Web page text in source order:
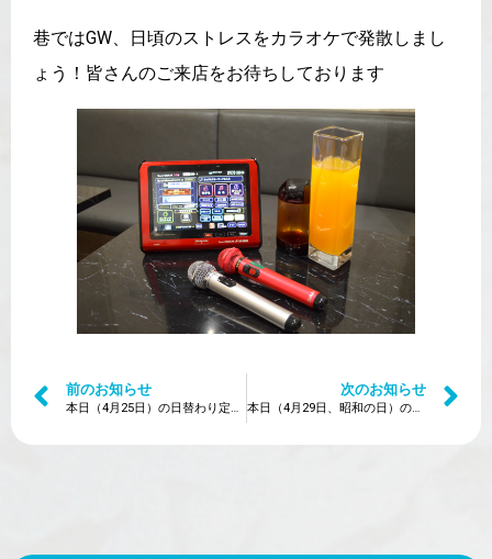
巷ではGW、日頃のストレスをカラオケで発散しまし
ょう！皆さんのご来店をお待ちしております
前のお知らせ
本日（4月25日）の日替わり定食は？
次のお知らせ
本日（4月29日、昭和の日）の日替わり定食は？